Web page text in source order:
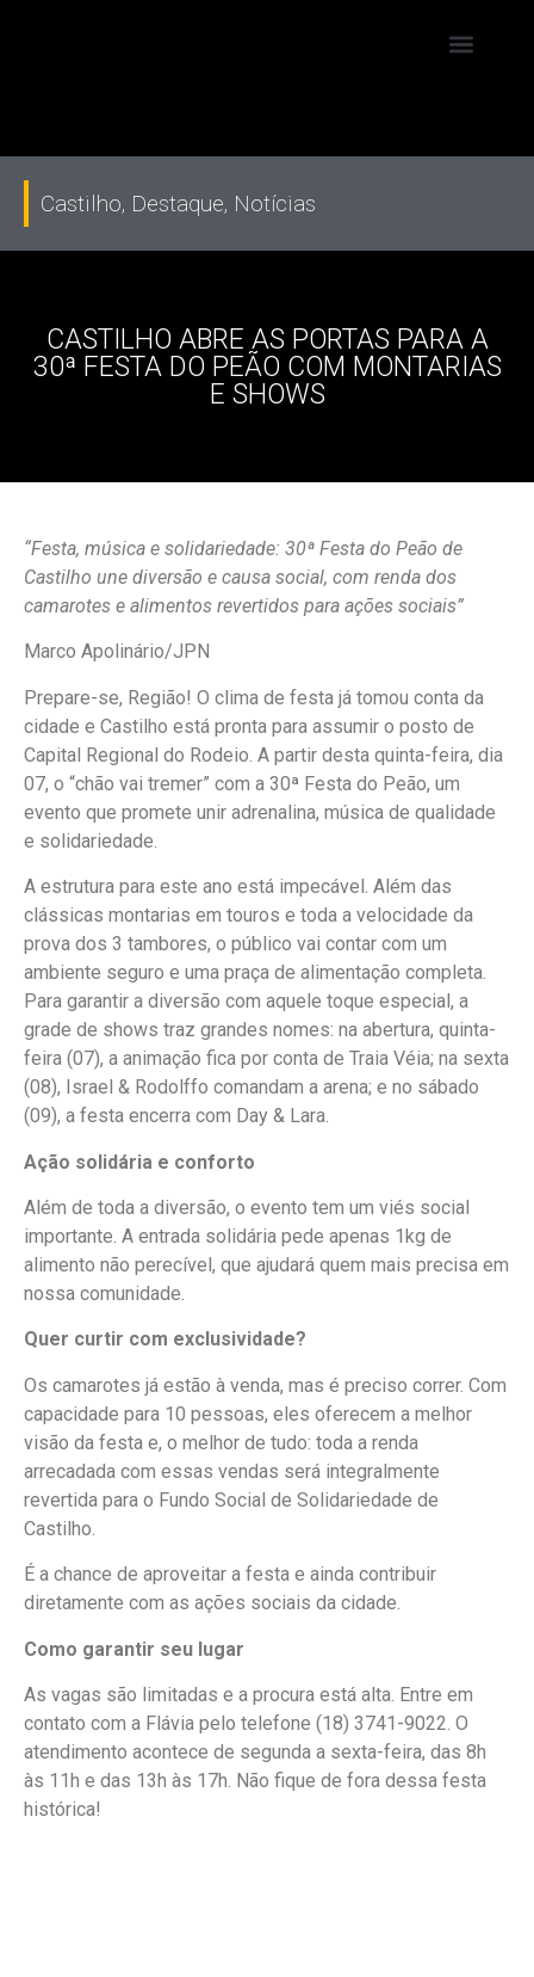
Castilho, Destaque, Notícias
CASTILHO ABRE AS PORTAS PARA A
30ª FESTA DO PEÃO COM MONTARIAS
E SHOWS
“Festa, música e solidariedade: 30ª Festa do Peão de
Castilho une diversão e causa social, com renda dos
camarotes e alimentos revertidos para ações sociais”
Marco Apolinário/JPN
Prepare-se, Região! O clima de festa já tomou conta da
cidade e Castilho está pronta para assumir o posto de
Capital Regional do Rodeio. A partir desta quinta-feira, dia
07, o “chão vai tremer” com a 30ª Festa do Peão, um
evento que promete unir adrenalina, música de qualidade
e solidariedade.
A estrutura para este ano está impecável. Além das
clássicas montarias em touros e toda a velocidade da
prova dos 3 tambores, o público vai contar com um
ambiente seguro e uma praça de alimentação completa.
Para garantir a diversão com aquele toque especial, a
grade de shows traz grandes nomes: na abertura, quinta-
feira (07), a animação fica por conta de Traia Véia; na sexta
(08), Israel & Rodolffo comandam a arena; e no sábado
(09), a festa encerra com Day & Lara.
Ação solidária e conforto
Além de toda a diversão, o evento tem um viés social
importante. A entrada solidária pede apenas 1kg de
alimento não perecível, que ajudará quem mais precisa em
nossa comunidade.
Quer curtir com exclusividade?
Os camarotes já estão à venda, mas é preciso correr. Com
capacidade para 10 pessoas, eles oferecem a melhor
visão da festa e, o melhor de tudo: toda a renda
arrecadada com essas vendas será integralmente
revertida para o Fundo Social de Solidariedade de
Castilho.
É a chance de aproveitar a festa e ainda contribuir
diretamente com as ações sociais da cidade.
Como garantir seu lugar
As vagas são limitadas e a procura está alta. Entre em
contato com a Flávia pelo telefone (18) 3741-9022. O
atendimento acontece de segunda a sexta-feira, das 8h
às 11h e das 13h às 17h. Não fique de fora dessa festa
histórica!